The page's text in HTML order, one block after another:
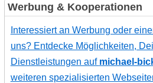
Werbung & Kooperationen
Interessiert an Werbung oder
uns? Entdecke Möglichkeiten,
Dienstleistungen auf michael-
weiteren spezialisierten